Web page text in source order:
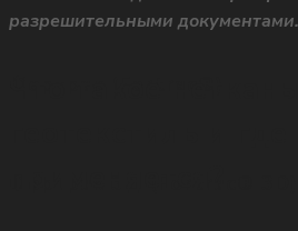
разрешительными документами.